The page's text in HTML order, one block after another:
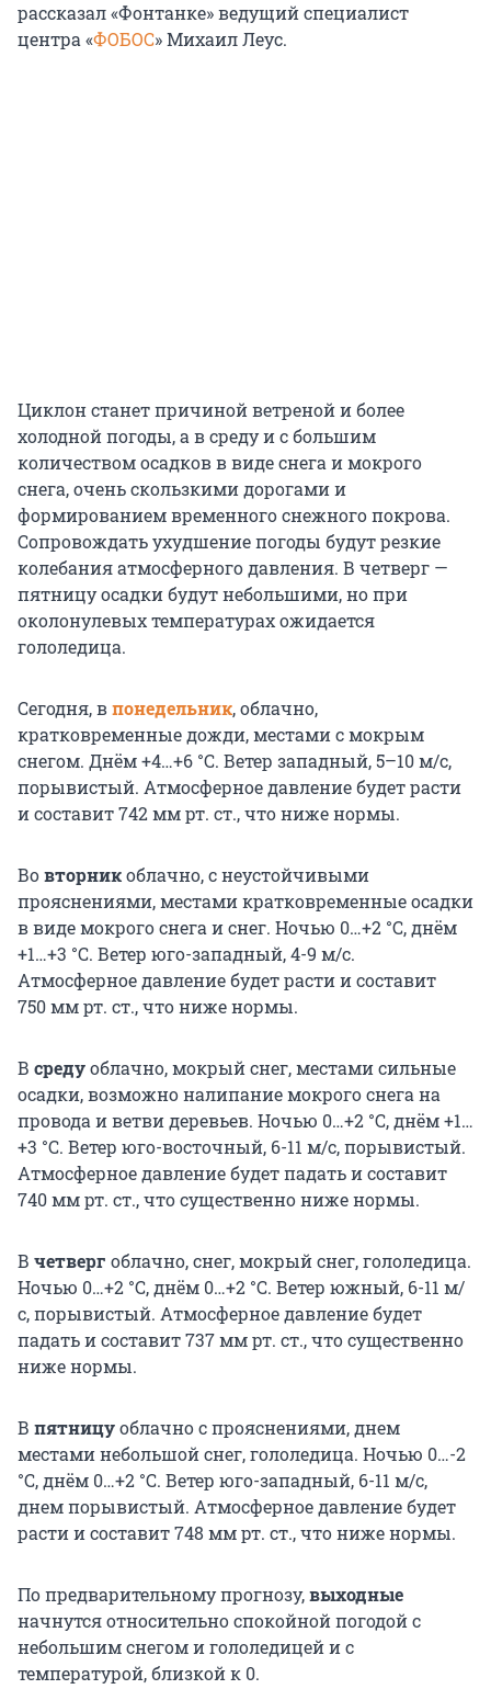
рассказал «Фонтанке» ведущий специалист
центра «ФОБОС» Михаил Леус.
Циклон станет причиной ветреной и более
холодной погоды, а в среду и с большим
количеством осадков в виде снега и мокрого
снега, очень скользкими дорогами и
формированием временного снежного покрова.
Сопровождать ухудшение погоды будут резкие
колебания атмосферного давления. В четверг —
пятницу осадки будут небольшими, но при
околонулевых температурах ожидается
гололедица.
Сегодня, впонедельник, облачно,
кратковременные дожди, местами с мокрым
снегом. Днём +4…+6 °С. Ветер западный, 5–10 м/с,
порывистый. Атмосферное давление будет расти
и составит 742 мм рт. ст., что ниже нормы.
Вовторникоблачно, с неустойчивыми
прояснениями, местами кратковременные осадки
в виде мокрого снега и снег. Ночью 0…+2 °С, днём
+1…+3 °С. Ветер юго-западный, 4-9 м/с.
Атмосферное давление будет расти и составит
750 мм рт. ст., что ниже нормы.
В средуоблачно, мокрый снег, местами сильные
осадки, возможно налипание мокрого снега на
провода и ветви деревьев. Ночью 0…+2 °С, днём +1…
+3 °С. Ветер юго-восточный, 6-11 м/с, порывистый.
Атмосферное давление будет падать и составит
740 мм рт. ст., что существенно ниже нормы.
В четверг облачно, снег, мокрый снег, гололедица.
Ночью 0…+2 °С, днём 0…+2 °С. Ветер южный, 6-11 м/
с, порывистый. Атмосферное давление будет
падать и составит 737 мм рт. ст., что существенно
ниже нормы.
В пятницуоблачно с прояснениями, днем
местами небольшой снег, гололедица. Ночью 0…-2
°С, днём 0…+2 °С. Ветер юго-западный, 6-11 м/с,
днем порывистый. Атмосферное давление будет
расти и составит 748 мм рт. ст., что ниже нормы.
По предварительному прогнозу,выходные
начнутся относительно спокойной погодой с
небольшим снегом и гололедицей и с
температурой, близкой к 0.